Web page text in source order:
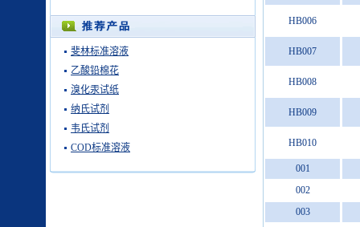
斐林标准溶液
乙酸铅棉花
溴化汞试纸
纳氏试剂
韦氏试剂
COD标准溶液
HB006
HB007
HB008
HB009
HB010
001
002
003